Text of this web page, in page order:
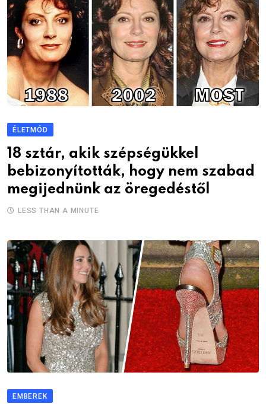
ÉLETMÓD
18 sztár, akik szépségükkel
bebizonyították, hogy nem szabad
megijednünk az öregedéstől
LESS THAN A MINUTE
EMBEREK